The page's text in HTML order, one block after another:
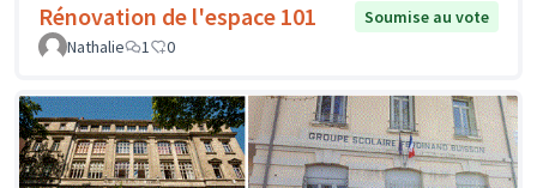
Rénovation de l'espace 101
Soumise au vote
Nathalie
1 0